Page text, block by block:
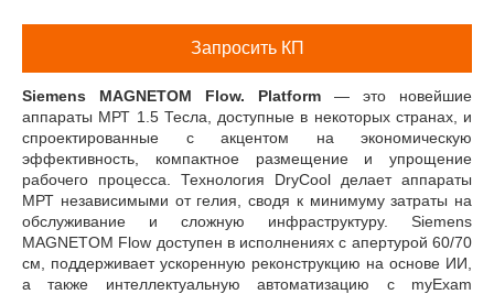
Запросить КП
Siemens MAGNETOM Flow. Platform — это новейшие
аппараты МРТ 1.5 Тесла, доступные в некоторых странах, и
спроектированные с акцентом на экономическую
эффективность, компактное размещение и упрощение
рабочего процесса. Технология DryCool делает аппараты
МРТ независимыми от гелия, сводя к минимуму затраты на
обслуживание и сложную инфраструктуру. Siemens
MAGNETOM Flow доступен в исполнениях с апертурой 60/70
см, поддерживает ускоренную реконструкцию на основе ИИ,
а также интеллектуальную автоматизацию с myExam